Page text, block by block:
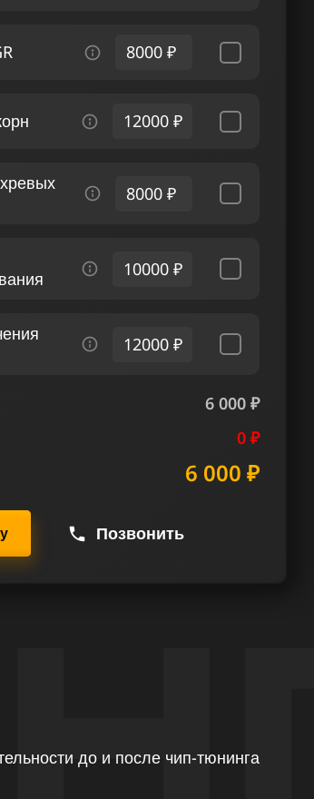
8000 ₽
12000 ₽
8000 ₽
10000 ₽
12000 ₽
6 000 ₽
0 ₽
6 000 ₽
Позвонить